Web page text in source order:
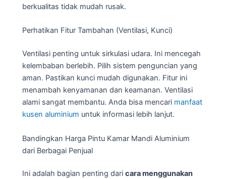
berkualitas tidak mudah rusak.
Perhatikan Fitur Tambahan (Ventilasi, Kunci)
Ventilasi penting untuk sirkulasi udara. Ini mencegah
kelembaban berlebih. Pilih sistem penguncian yang
aman. Pastikan kunci mudah digunakan. Fitur ini
menambah kenyamanan dan keamanan. Ventilasi
alami sangat membantu. Anda bisa mencari manfaat
kusen aluminium untuk informasi lebih lanjut.
Bandingkan Harga Pintu Kamar Mandi Aluminium
dari Berbagai Penjual
Ini adalah bagian penting dari cara menggunakan